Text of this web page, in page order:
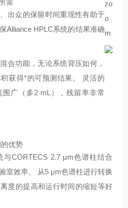
需
出众的保留时间重现性有助于
Alliance HPLC系统的结果准确
合功能，无论系统背压如何，
获得*的可预测结果。 灵活的
广（多2 mL），残留率非常
zo
o
m
优势
与CORTECS 2.7 μm色谱柱结合
室效率。 从5 μm色谱柱进行转换
度的提高和运行时间的缩短等好